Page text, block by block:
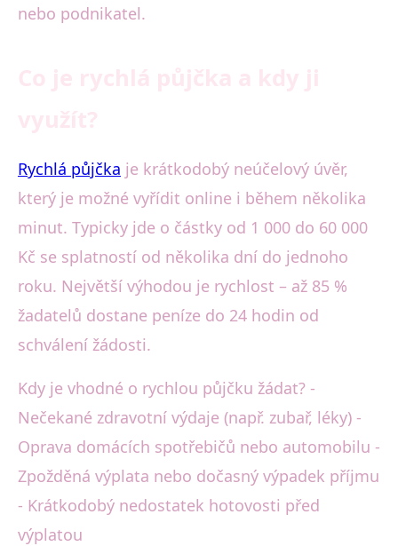
nebo podnikatel.
Rychlá půjčka je krátkodobý neúčelový úvěr,
který je možné vyřídit online i během několika
minut. Typicky jde o částky od 1 000 do 60 000
Kč se splatností od několika dní do jednoho
roku. Největší výhodou je rychlost – až 85 %
žadatelů dostane peníze do 24 hodin od
schválení žádosti.
Kdy je vhodné o rychlou půjčku žádat? -
Nečekané zdravotní výdaje (např. zubař, léky) -
Oprava domácích spotřebičů nebo automobilu -
Zpožděná výplata nebo dočasný výpadek příjmu
- Krátkodobý nedostatek hotovosti před
výplatou